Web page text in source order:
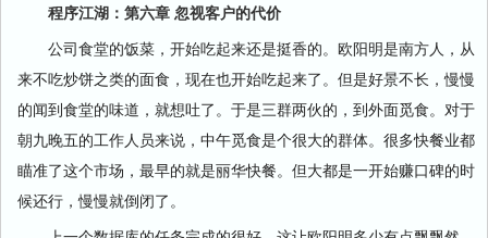
程序江湖：第六章 忽视客户的代价
公司食堂的饭菜，开始吃起来还是挺香的。欧阳明是南方人，从
来不吃炒饼之类的面食，现在也开始吃起来了。但是好景不长，慢慢
的闻到食堂的味道，就想吐了。于是三群两伙的，到外面觅食。对于
朝九晚五的工作人员来说，中午觅食是个很大的群体。很多快餐业都
瞄准了这个市场，最早的就是丽华快餐。但大都是一开始赚口碑的时
候还行，慢慢就倒闭了。